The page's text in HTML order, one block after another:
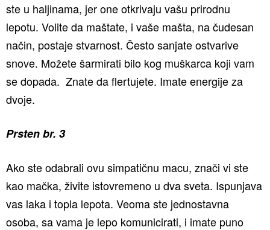
ste u haljinama, jer one otkrivaju vašu prirodnu
lepotu. Volite da maštate, i vaše mašta, na čudesan
način, postaje stvarnost. Često sanjate ostvarive
snove. Možete šarmirati bilo kog muškarca koji vam
se dopada. Znate da flertujete. Imate energije za
dvoje.
Prsten br. 3
Ako ste odabrali ovu simpatičnu macu, znači vi ste
kao mačka, živite istovremeno u dva sveta. Ispunjava
vas laka i topla lepota. Veoma ste jednostavna
osoba, sa vama je lepo komunicirati, i imate puno